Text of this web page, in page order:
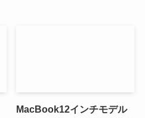
MacBook12インチモデル